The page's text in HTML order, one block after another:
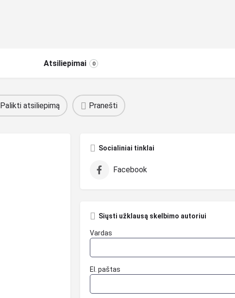
Atsiliepimai 0
Palikti atsiliepimą Pranešti
Socialiniai tinklai
Facebook
Siųsti užklausą skelbimo autoriui
Vardas
El. paštas